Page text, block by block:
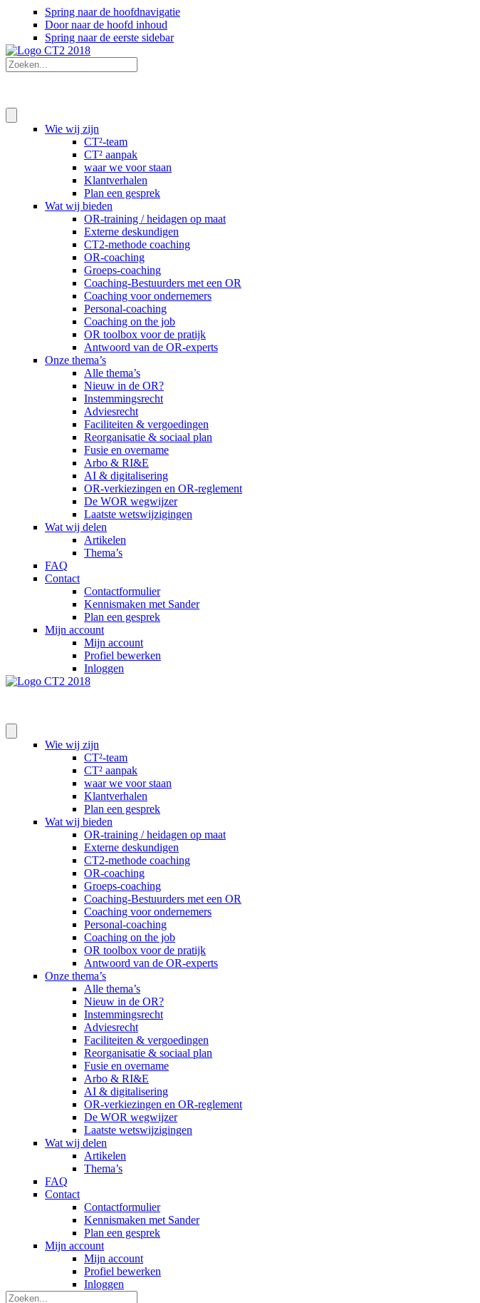
Spring naar de hoofdnavigatie
Door naar de hoofd inhoud
Spring naar de eerste sidebar
Wie wij zijn
CT²-team
CT² aanpak
waar we voor staan
Klantverhalen
Plan een gesprek
Wat wij bieden
OR-training / heidagen op maat
Externe deskundigen
CT2-methode coaching
OR-coaching
Groeps-coaching
Coaching-Bestuurders met een OR
Coaching voor ondernemers
Personal-coaching
Coaching on the job
OR toolbox voor de pratijk
Antwoord van de OR-experts
Onze thema’s
Alle thema’s
Nieuw in de OR?
Instemmingsrecht
Adviesrecht
Faciliteiten & vergoedingen
Reorganisatie & sociaal plan
Fusie en overname
Arbo & RI&E
AI & digitalisering
OR-verkiezingen en OR-reglement
De WOR wegwijzer
Laatste wetswijzigingen
Wat wij delen
Artikelen
Thema’s
FAQ
Contact
Contactformulier
Kennismaken met Sander
Plan een gesprek
Mijn account
Mijn account
Profiel bewerken
Inloggen
Wie wij zijn
CT²-team
CT² aanpak
waar we voor staan
Klantverhalen
Plan een gesprek
Wat wij bieden
OR-training / heidagen op maat
Externe deskundigen
CT2-methode coaching
OR-coaching
Groeps-coaching
Coaching-Bestuurders met een OR
Coaching voor ondernemers
Personal-coaching
Coaching on the job
OR toolbox voor de pratijk
Antwoord van de OR-experts
Onze thema’s
Alle thema’s
Nieuw in de OR?
Instemmingsrecht
Adviesrecht
Faciliteiten & vergoedingen
Reorganisatie & sociaal plan
Fusie en overname
Arbo & RI&E
AI & digitalisering
OR-verkiezingen en OR-reglement
De WOR wegwijzer
Laatste wetswijzigingen
Wat wij delen
Artikelen
Thema’s
FAQ
Contact
Contactformulier
Kennismaken met Sander
Plan een gesprek
Mijn account
Mijn account
Profiel bewerken
Inloggen